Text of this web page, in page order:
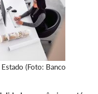
(Foto: Banco